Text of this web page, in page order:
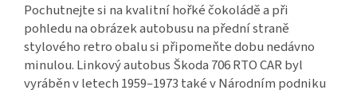
Pochutnejte si na kvalitní hořké čokoládě a při
pohledu na obrázek autobusu na přední straně
stylového retro obalu si připomeňte dobu nedávno
minulou. Linkový autobus Škoda 706 RTO CAR byl
vyráběn v letech 1959–1973 také v Národním podniku